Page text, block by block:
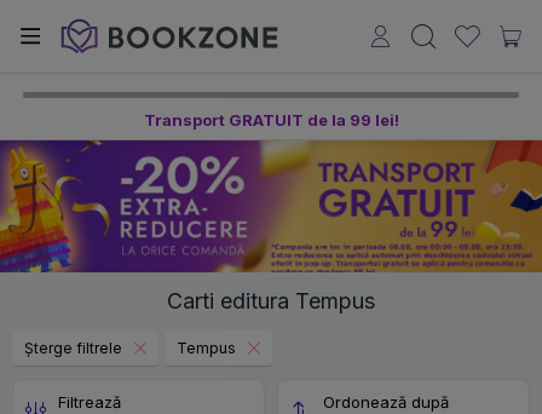
Transport GRATUIT de la 99 lei!
Carti editura Tempus
Șterge filtrele Tempus
Filtrează Ordonează după